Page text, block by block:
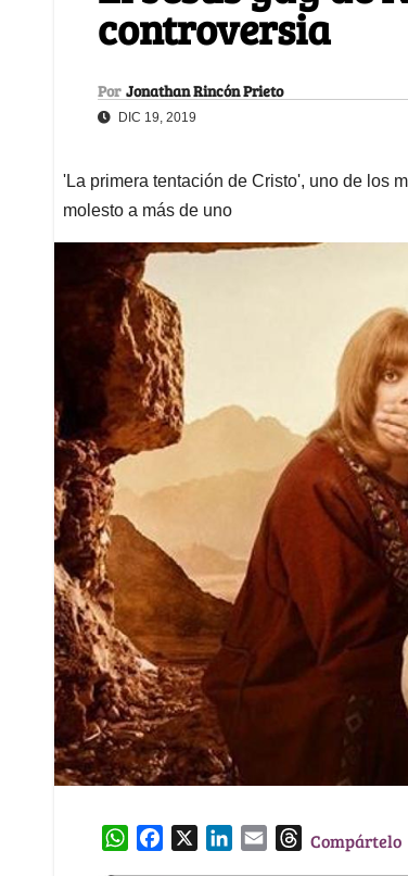
controversia
Por Jonathan Rincón Prieto
DIC 19, 2019
'La primera tentación de Cristo', uno de los
molesto a más de uno
W
TCompártelo